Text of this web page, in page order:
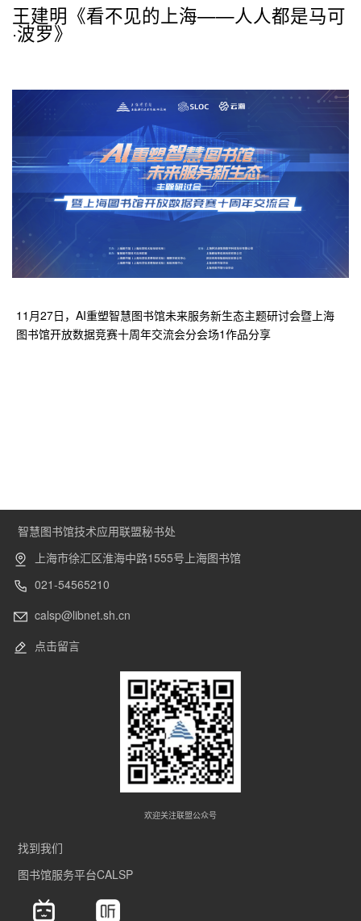
王建明《看不见的上海——人人都是马可
·波罗》
11月27日，AI重塑智慧图书馆未来服务新生态主题研讨会暨上海
图书馆开放数据竞赛十周年交流会分会场1作品分享
智慧图书馆技术应用联盟秘书处
上海市徐汇区淮海中路1555号上海图书馆
021-54565210
calsp@libnet.sh.cn
点击留言
欢迎关注联盟公众号
找到我们
图书馆服务平台CALSP